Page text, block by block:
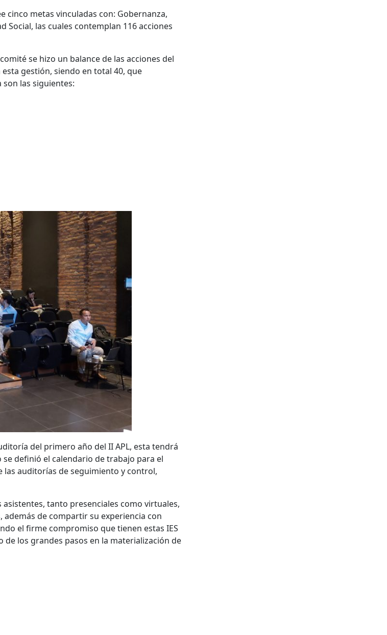
cinco metas vinculadas con: Gobernanza,
Social, las cuales contemplan 116 acciones
se hizo un balance de las acciones del
gestión, siendo en total 40, que
las siguientes:
del primero año del II APL, esta tendrá
definió el calendario de trabajo para el
auditorías de seguimiento y control,
tanto presenciales como virtuales,
de compartir su experiencia con
el firme compromiso que tienen estas IES
los grandes pasos en la materialización de